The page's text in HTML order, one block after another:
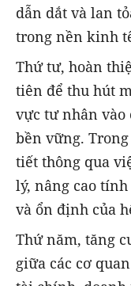
dẫn dắt và lan
trong nền kinh
Thứ tư, hoàn
tiên để thu hút
vực tư nhân vào
bền vững.
tiết thông qua
lý, nâng cao
và ổn định của
Thứ năm, tăng
giữa các cơ